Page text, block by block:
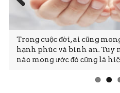
Trong cuộc đời, ai cũng
hạnh phúc và bình an. Tuy
nào mong ước đó cũng là